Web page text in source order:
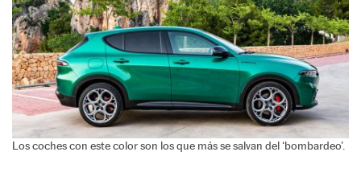
Los coches con este color son los que más se salvan del ‘bombardeo’.